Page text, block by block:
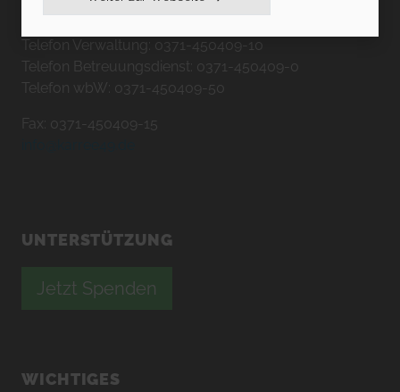
Telefon Verwaltung: 0371-450409-10
Telefon Betreuungsdienst: 0371-450409-0
Telefon wbW: 0371-450409-50
Fax: 0371-450409-15
UNTERSTÜTZUNG
Jetzt Spenden
WICHTIGES